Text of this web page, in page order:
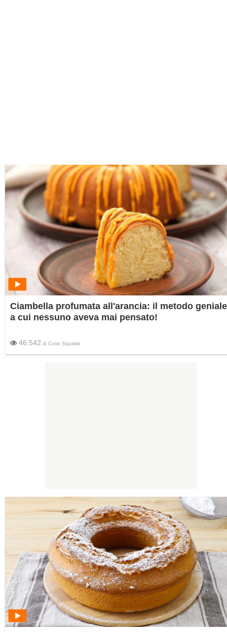
Ciambella profumata all'arancia: il metodo geniale
a cui nessuno aveva mai pensato!
46.542 di Cose Squisite